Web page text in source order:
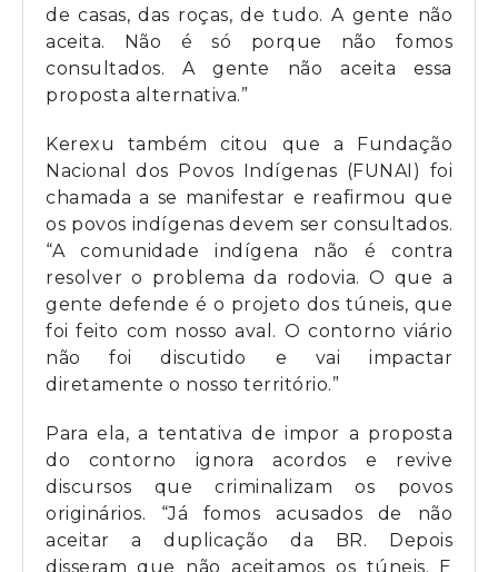
de casas, das roças, de tudo. A gente não
aceita. Não é só porque não fomos
consultados. A gente não aceita essa
proposta alternativa.”
Kerexu também citou que a Fundação
Nacional dos Povos Indígenas (FUNAI) foi
chamada a se manifestar e reafirmou que
os povos indígenas devem ser consultados.
“A comunidade indígena não é contra
resolver o problema da rodovia. O que a
gente defende é o projeto dos túneis, que
foi feito com nosso aval. O contorno viário
não foi discutido e vai impactar
diretamente o nosso território.”
Para ela, a tentativa de impor a proposta
do contorno ignora acordos e revive
discursos que criminalizam os povos
originários. “Já fomos acusados de não
aceitar a duplicação da BR. Depois
disseram que não aceitamos os túneis. E